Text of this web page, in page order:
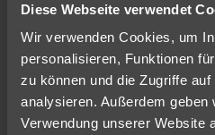
Diese Webseite verwendet
Wir verwenden Cookies, um
personalisieren, Funktionen
zu können und die Zugriffe
analysieren. Außerdem
Verwendung unserer Website
Ändere die Kriterien nach deinen
Pauschal